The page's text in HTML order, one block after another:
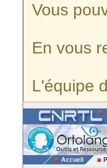
Vous
En vous
L'équipe
Accueil